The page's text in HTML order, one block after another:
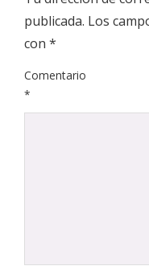
publicada. Los
con *
Comentario
*